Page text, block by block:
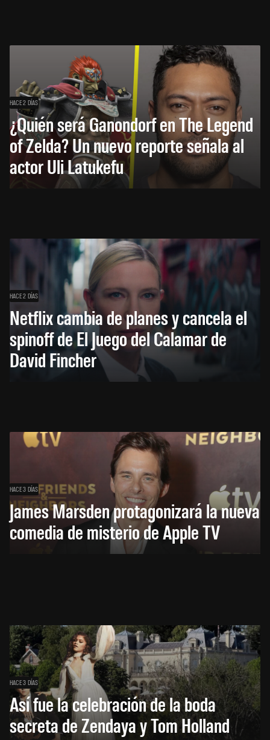
HACE 2 DÍAS
¿Quién será Ganondorf en The Legend
of Zelda? Un nuevo reporte señala al
actor Uli Latukefu
HACE 2 DÍAS
Netflix cambia de planes y cancela el
spinoff de El Juego del Calamar de
David Fincher
HACE 3 DÍAS
James Marsden protagonizará la nueva
comedia de misterio de Apple TV
HACE 3 DÍAS
Así fue la celebración de la boda
secreta de Zendaya y Tom Holland